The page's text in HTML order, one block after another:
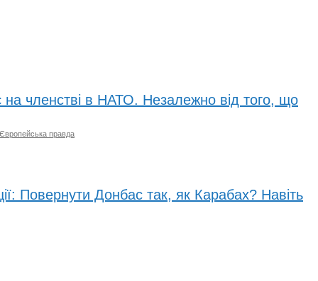
членстві в НАТО. Незалежно від того, що
Європейська правда
Повернути Донбас так, як Карабах? Навіть